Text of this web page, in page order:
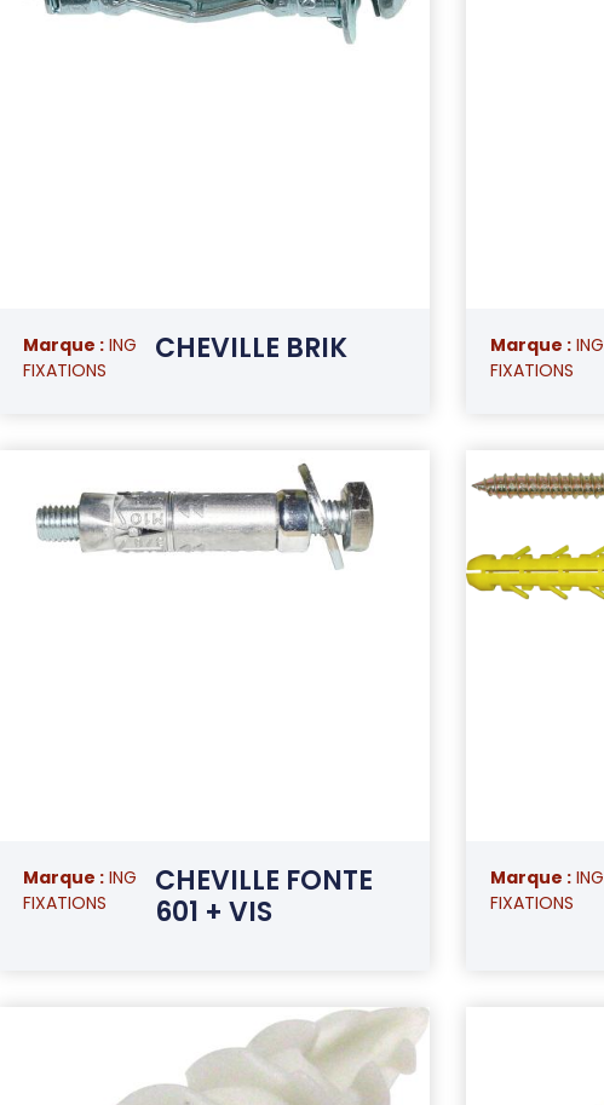
Marque : ING
FIXATIONS
CHEVILLE BRIK Marque : ING
FIXATIONS
Marque : ING
FIXATIONS
CHEVILLE FONTE
601 + VIS
Marque : ING
FIXATIONS